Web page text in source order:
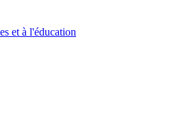
et à l'éducation